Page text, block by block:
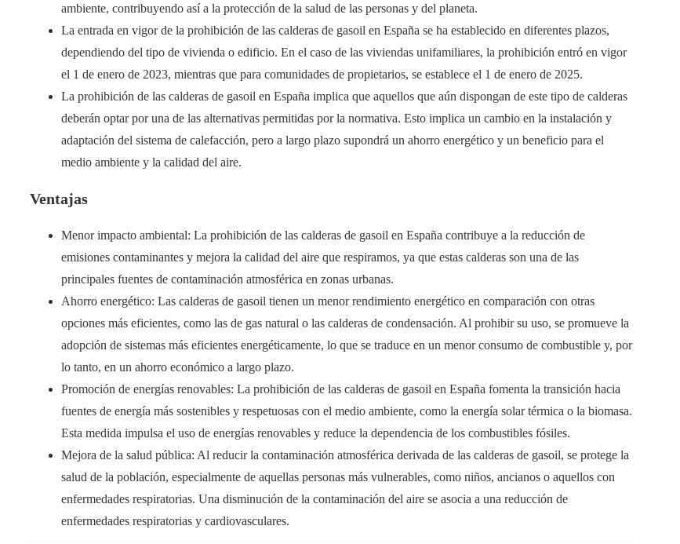
ambiente, contribuyendo así a la protección de la salud de las personas y del planeta.
La entrada en vigor de la prohibición de las calderas de gasoil en España se ha establecido en diferentes plazos,
dependiendo del tipo de vivienda o edificio. En el caso de las viviendas unifamiliares, la prohibición entró en vigor
el 1 de enero de 2023, mientras que para comunidades de propietarios, se establece el 1 de enero de 2025.
La prohibición de las calderas de gasoil en España implica que aquellos que aún dispongan de este tipo de calderas
deberán optar por una de las alternativas permitidas por la normativa. Esto implica un cambio en la instalación y
adaptación del sistema de calefacción, pero a largo plazo supondrá un ahorro energético y un beneficio para el
medio ambiente y la calidad del aire.
Ventajas
Menor impacto ambiental: La prohibición de las calderas de gasoil en España contribuye a la reducción de
emisiones contaminantes y mejora la calidad del aire que respiramos, ya que estas calderas son una de las
principales fuentes de contaminación atmosférica en zonas urbanas.
Ahorro energético: Las calderas de gasoil tienen un menor rendimiento energético en comparación con otras
opciones más eficientes, como las de gas natural o las calderas de condensación. Al prohibir su uso, se promueve la
adopción de sistemas más eficientes energéticamente, lo que se traduce en un menor consumo de combustible y, por
lo tanto, en un ahorro económico a largo plazo.
Promoción de energías renovables: La prohibición de las calderas de gasoil en España fomenta la transición hacia
fuentes de energía más sostenibles y respetuosas con el medio ambiente, como la energía solar térmica o la biomasa.
Esta medida impulsa el uso de energías renovables y reduce la dependencia de los combustibles fósiles.
Mejora de la salud pública: Al reducir la contaminación atmosférica derivada de las calderas de gasoil, se protege la
salud de la población, especialmente de aquellas personas más vulnerables, como niños, ancianos o aquellos con
enfermedades respiratorias. Una disminución de la contaminación del aire se asocia a una reducción de
enfermedades respiratorias y cardiovasculares.